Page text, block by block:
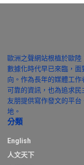
歐洲之聲網站根植於歐陸
數據化時代早已來臨，
向。作為長年的媒體工
可靠的資訊，也為追求
友朋提供寫作發文的平
地。
分類
English
人文天下